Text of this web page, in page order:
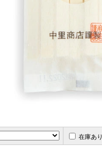
在庫あり